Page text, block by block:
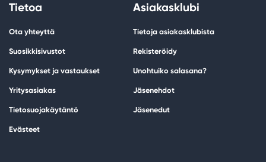
Tietoa
Ota yhteyttä
Suosikkisivustot
Kysymykset ja vastaukset
Yritysasiakas
Tietosuojakäytäntö
Evästeet
Asiakasklubi
Tietoja asiakasklubista
Rekisteröidy
Unohtuiko salasana?
Jäsenehdot
Jäsenedut